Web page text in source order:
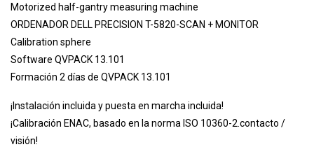
Motorized half-gantry measuring machine
ORDENADOR DELL PRECISION T-5820-SCAN + MONITOR
Calibration sphere
Software QVPACK 13.101
Formación 2 días de QVPACK 13.101
¡Instalación incluida y puesta en marcha incluida!
¡Calibración ENAC, basado en la norma ISO 10360-2.contacto /
visión!